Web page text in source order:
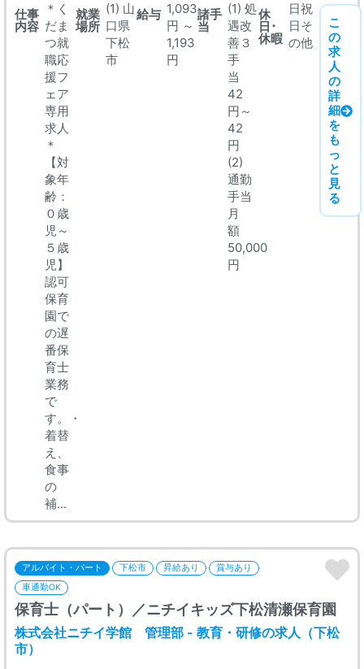
仕事
内容
＊く
だま
つ就
職応
援フ
ェア
専用
求人
＊
【対
象年
齢：
０歳
児～
５歳
児】
認可
保育
園で
の遅
番保
育士
業務
で
す。・
着替
え、
食事
の
補...
就業
場所
(1) 山
口県
下松
市
給与 1,093
円 ～
1,193
円
諸手
当
(1) 処
遇改
善３
手
当
42
円～
42
円
(2)
通勤
手当
月
額
50,000
円
休
日･
休暇
日祝
日そ
の他
こ
の
求
人
の
詳
細
を
も
っ
と
見
る
アルバイト・パート 下松市 昇給あり
賞与あり
車通勤OK
保育士（パート）／ニチイキッズ下松清瀬保育園
株式会社ニチイ学館 管理部 - 教育・研修の求人（下松
市）